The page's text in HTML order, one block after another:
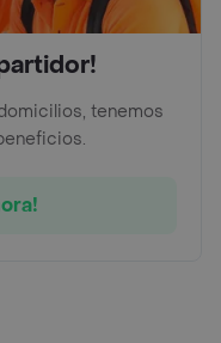
tenemos